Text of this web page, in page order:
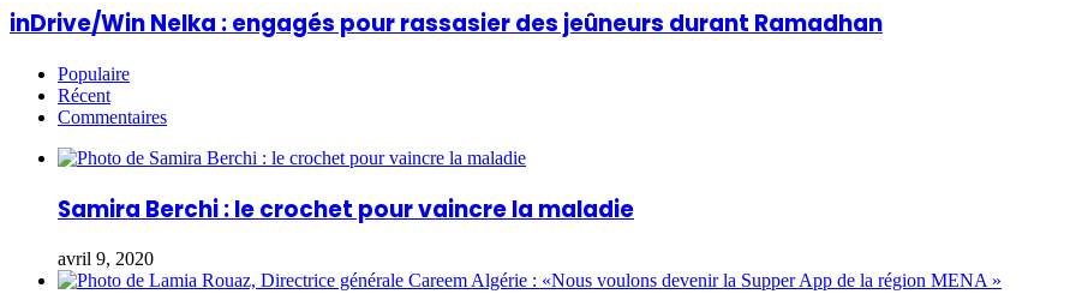
inDrive/Win Nelka : engagés pour rassasier des jeûneurs durant Ramadhan
Populaire
Récent
Commentaires
Samira Berchi : le crochet pour vaincre la maladie
avril 9, 2020